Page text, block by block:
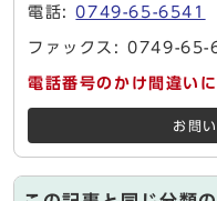
電話:0749-65-6541
ファックス: 0749-65-
電話番号のかけ間違い
お問